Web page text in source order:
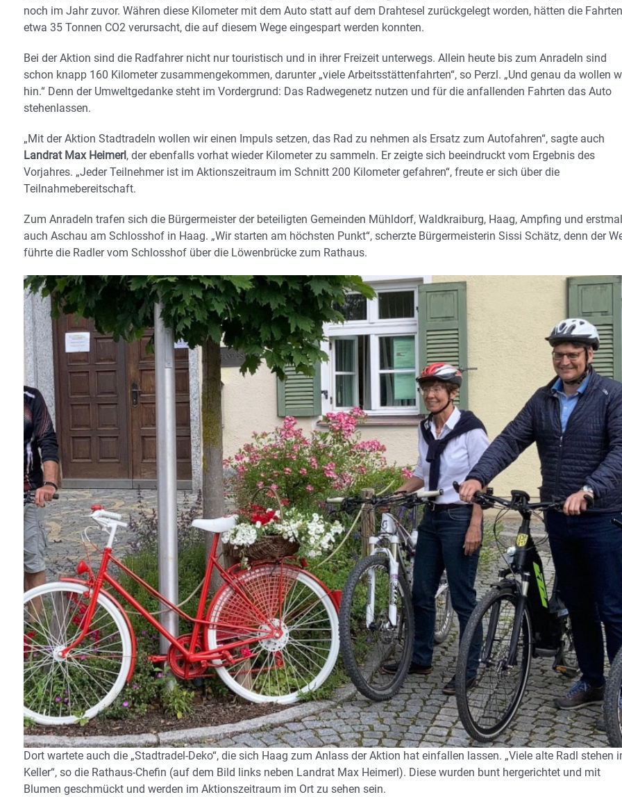
noch im Jahr zuvor. Währen diese Kilometer mit dem Auto statt auf dem Drahtesel zurückgelegt worden, hätten die Fahrten
etwa 35 Tonnen CO2 verursacht, die auf diesem Wege eingespart werden konnten.
Bei der Aktion sind die Radfahrer nicht nur touristisch und in ihrer Freizeit unterwegs. Allein heute bis zum Anradeln sind
schon knapp 160 Kilometer zusammengekommen, darunter „viele Arbeitsstättenfahrten“, so Perzl. „Und genau da wollen
hin.“ Denn der Umweltgedanke steht im Vordergrund: Das Radwegenetz nutzen und für die anfallenden Fahrten das Auto
stehenlassen.
„Mit der Aktion Stadtradeln wollen wir einen Impuls setzen, das Rad zu nehmen als Ersatz zum Autofahren“, sagte auch
Landrat Max Heimerl, der ebenfalls vorhat wieder Kilometer zu sammeln. Er zeigte sich beeindruckt vom Ergebnis des
Vorjahres. „Jeder Teilnehmer ist im Aktionszeitraum im Schnitt 200 Kilometer gefahren“, freute er sich über die
Teilnahmebereitschaft.
Zum Anradeln trafen sich die Bürgermeister der beteiligten Gemeinden Mühldorf, Waldkraiburg, Haag, Ampfing und
auch Aschau am Schlosshof in Haag. „Wir starten am höchsten Punkt“, scherzte Bürgermeisterin Sissi Schätz, denn der
führte die Radler vom Schlosshof über die Löwenbrücke zum Rathaus.
Dort wartete auch die „Stadtradel-Deko“, die sich Haag zum Anlass der Aktion hat einfallen lassen. „Viele alte Radl stehen
Keller“, so die Rathaus-Chefin (auf dem Bild links neben Landrat Max Heimerl). Diese wurden bunt hergerichtet und mit
Blumen geschmückt und werden im Aktionszeitraum im Ort zu sehen sein.